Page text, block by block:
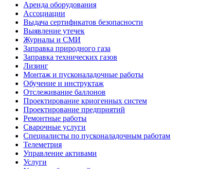
Аренда оборудования
Ассоциации
Выдача сертификатов безопасности
Выявление утечек
Журналы и СМИ
Заправка природного газа
Заправка технических газов
Лизинг
Монтаж и пусконаладочные работы
Обучение и инструктаж
Отслеживание баллонов
Проектирование криогенных систем
Проектирование предприятий
Ремонтные работы
Сварочные услуги
Специалисты по пусконаладочным работам
Телеметрия
Управление активами
Услуги